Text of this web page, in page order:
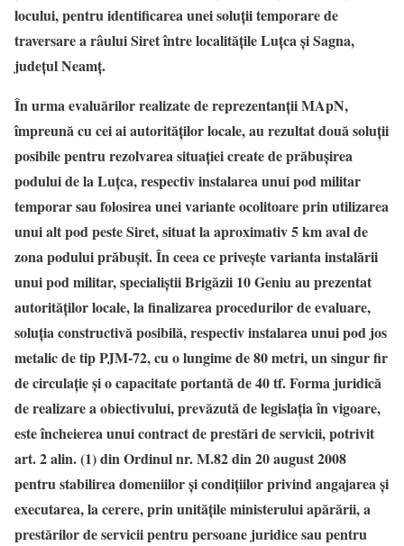
locului, pentru identificarea unei soluții temporare de
traversare a râului Siret între localitățile Luțca și Sagna,
județul Neamț.
În urma evaluărilor realizate de reprezentanții MApN,
împreună cu cei ai autorităților locale, au rezultat două soluții
posibile pentru rezolvarea situației create de prăbușirea
podului de la Luțca, respectiv instalarea unui pod militar
temporar sau folosirea unei variante ocolitoare prin utilizarea
unui alt pod peste Siret, situat la aproximativ 5 km aval de
zona podului prăbușit.În ceea ce privește varianta instalării
unui pod militar, specialiștii Brigăzii 10 Geniu au prezentat
autorităților locale, la finalizarea procedurilor de evaluare,
soluția constructivă posibilă, respectiv instalarea unui pod jos
metalic de tip PJM-72, cu o lungime de 80 metri, un singur fir
de circulație și o capacitate portantă de 40 tf.Forma juridică
de realizare a obiectivului, prevăzută de legislația în vigoare,
este încheierea unui contract de prestări de servicii, potrivit
art. 2 alin. (1) din Ordinul nr. M.82 din 20 august 2008
pentru stabilirea domeniilor şi condiţiilor privind angajarea şi
executarea, la cerere, prin unităţile ministerului apărării, a
prestărilor de servicii pentru persoane juridice sau pentru